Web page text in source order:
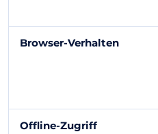
Browser-Verhalten
Offline-Zugriff